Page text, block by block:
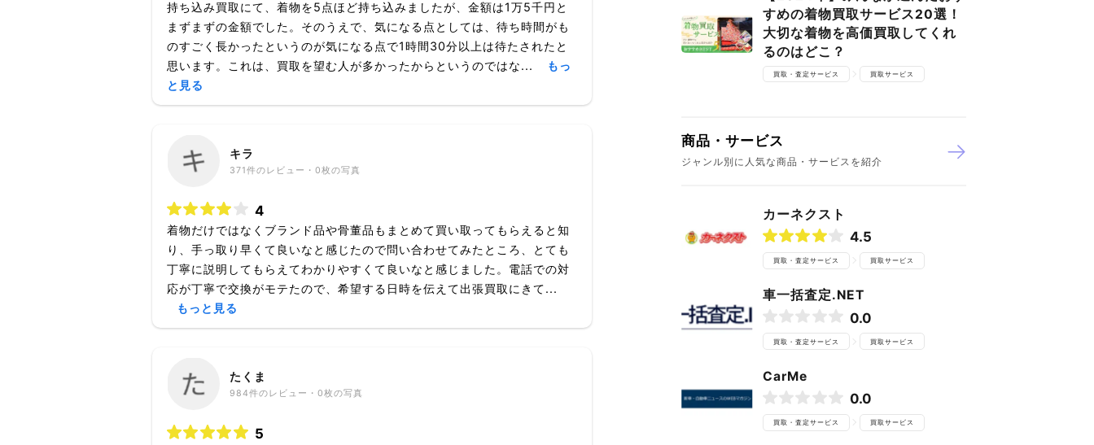
持ち込み買取にて、着物を5点ほど持ち込みましたが、金額は1万5千円と
まずまずの金額でした。そのうえで、気になる点としては、待ち時間がも
のすごく長かったというのが気になる点で1時間30分以上は待たされたと
思います。これは、買取を望む人が多かったからというのではな...
もっ
と見る
キラ
371件のレビュー・ 0枚の写真
4
着物だけではなくブランド品や骨董品もまとめて買い取ってもらえると知
り、手っ取り早くて良いなと感じたので問い合わせてみたところ、とても
丁寧に説明してもらえてわかりやすくて良いなと感じました。電話での対
応が丁寧で交換がモテたので、希望する日時を伝えて出張買取にきて...
もっと見る
たくま
984件のレビュー・ 0枚の写真
5
すめの着物買取サービス20選！
大切な着物を高価買取してくれ
るのはどこ？
買取・査定サービス 買取サービス
商品・サービス
ジャンル別に人気な商品・サービスを紹介
カーネクスト
4.5
買取・査定サービス 買取サービス
車一括査定.NET
0.0
買取・査定サービス 買取サービス
CarMe
0.0
買取・査定サービス 買取サービス